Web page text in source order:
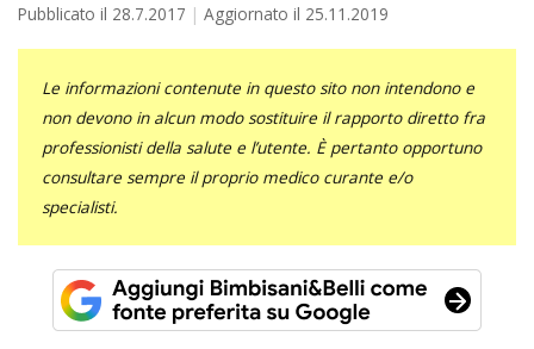
Pubblicato il 28.7.2017 Aggiornato il 25.11.2019
Le informazioni contenute in questo sito non intendono e
non devono in alcun modo sostituire il rapporto diretto fra
professionisti della salute e l’utente. È pertanto opportuno
consultare sempre il proprio medico curante e/o
specialisti.